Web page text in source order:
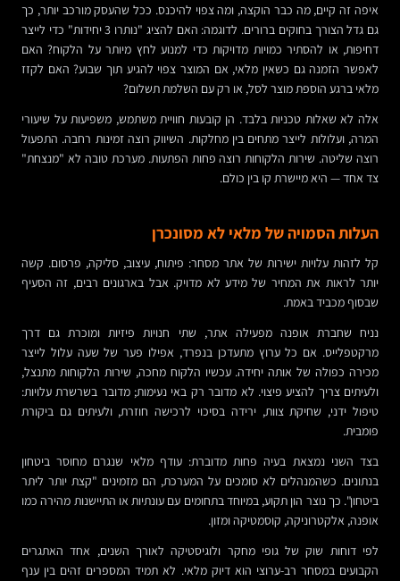
איפה זה קיים, מה כבר הוקצה, ומה צפוי להיכנס. ככל שהעסק מורכב יותר, כך
גם גדל הצורך בחוקים ברורים. לדוגמה: האם להציג "נותרו 3 יחידות" כדי לייצר
דחיפות, או להסתיר כמויות מדויקות כדי למנוע לחץ מיותר על הלקוח? האם
לאפשר הזמנה גם כשאין מלאי, אם המוצר צפוי להגיע תוך שבוע? האם לקזז
מלאי ברגע הוספת מוצר לסל, או רק עם השלמת תשלום?
אלה לא שאלות טכניות בלבד. הן קובעות חוויית משתמש, משפיעות על שיעורי
המרה, ועלולות לייצר מתחים בין מחלקות. השיווק רוצה זמינות רחבה. התפעול
רוצה שליטה. שירות הלקוחות רוצה פחות הפתעות. מערכת טובה לא "מנצחת"
צד אחד — היא מיישרת קו בין כולם.
העלות הסמויה של מלאי לא מסונכרן
קל לזהות עלויות ישירות של אתר מסחר: פיתוח, עיצוב, סליקה, פרסום. קשה
יותר לראות את המחיר של מידע לא מדויק. אבל בארגונים רבים, זה הסעיף
שבסוף מכביד באמת.
נניח שחברת אופנה מפעילה אתר, שתי חנויות פיזיות ומוכרת גם דרך
מרקטפלייס. אם כל ערוץ מתעדכן בנפרד, אפילו פער של שעה עלול לייצר
מכירה כפולה של אותה יחידה. עכשיו הלקוח מחכה, שירות הלקוחות מתנצל,
ולעיתים צריך להציע פיצוי. לא מדובר רק באי נעימות; מדובר בשרשרת עלויות:
טיפול ידני, שחיקת צוות, ירידה בסיכוי לרכישה חוזרת, ולעיתים גם ביקורת
פומבית.
בצד השני נמצאת בעיה פחות מדוברת: עודף מלאי שנגרם מחוסר ביטחון
בנתונים. כשהמנהלים לא סומכים על המערכת, הם מזמינים "קצת יותר ליתר
ביטחון". כך נוצר הון תקוע, במיוחד בתחומים עם עונתיות או התיישנות מהירה כמו
אופנה, אלקטרוניקה, קוסמטיקה ומזון.
לפי דוחות שוק של גופי מחקר ולוגיסטיקה לאורך השנים, אחד האתגרים
הקבועים במסחר רב-ערוצי הוא דיוק מלאי. לא תמיד המספרים זהים בין ענף